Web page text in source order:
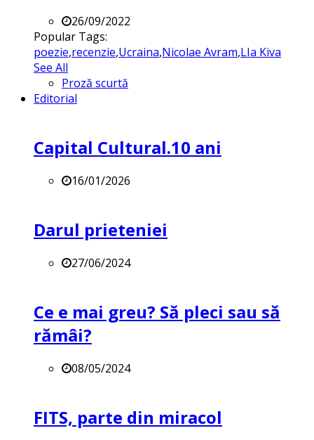
26/09/2022
Popular Tags:
poezie,recenzie,Ucraina,Nicolae Avram,LIa Kiva
See All
Proză scurtă
Editorial
Capital Cultural.10 ani
16/01/2026
Darul prieteniei
27/06/2024
Ce e mai greu? Să pleci sau să
rămâi?
08/05/2024
FITS, parte din miracol